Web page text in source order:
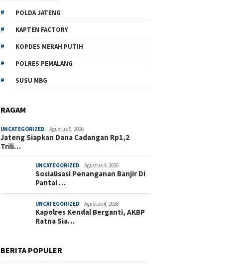
POLDA JATENG
KAPTEN FACTORY
KOPDES MERAH PUTIH
POLRES PEMALANG
SUSU MBG
RAGAM
UNCATEGORIZED Agustus 5, 2026
Jateng Siapkan Dana Cadangan Rp1,2
Trili…
UNCATEGORIZED Agustus 4, 2026
Sosialisasi Penanganan Banjir Di
Pantai …
UNCATEGORIZED Agustus 4, 2026
Kapolres Kendal Berganti, AKBP
Ratna Sia…
BERITA POPULER